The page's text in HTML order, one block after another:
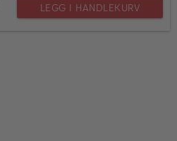
LEGG I HANDLEKURV